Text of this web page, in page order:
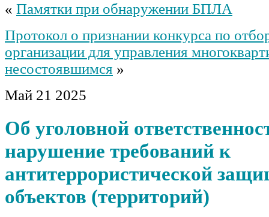
« Памятки при обнаружении БПЛА
Протокол о признании конкурса по
организации для управления
несостоявшимся »
Май 21 2025
Об уголовной
нарушение требований к
антитеррористической
объектов (территорий)